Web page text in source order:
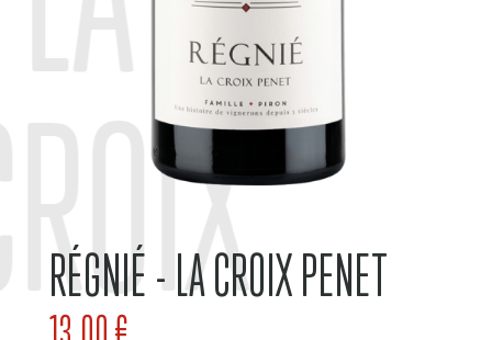
RÉGNIÉ - LA CROIX PENET